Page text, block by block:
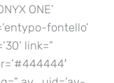
ONE’
fontello’
link=”